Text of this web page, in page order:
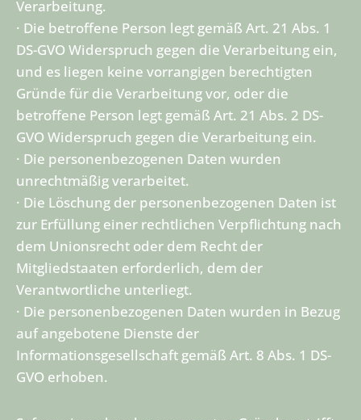
Verarbeitung.
· Die betroffene Person legt gemäß Art. 21 Abs. 1
DS-GVO Widerspruch gegen die Verarbeitung ein,
und es liegen keine vorrangigen berechtigten
Gründe für die Verarbeitung vor, oder die
betroffene Person legt gemäß Art. 21 Abs. 2 DS-
GVO Widerspruch gegen die Verarbeitung ein.
· Die personenbezogenen Daten wurden
unrechtmäßig verarbeitet.
· Die Löschung der personenbezogenen Daten ist
zur Erfüllung einer rechtlichen Verpflichtung nach
dem Unionsrecht oder dem Recht der
Mitgliedstaaten erforderlich, dem der
Verantwortliche unterliegt.
· Die personenbezogenen Daten wurden in Bezug
auf angebotene Dienste der
Informationsgesellschaft gemäß Art. 8 Abs. 1 DS-
GVO erhoben.